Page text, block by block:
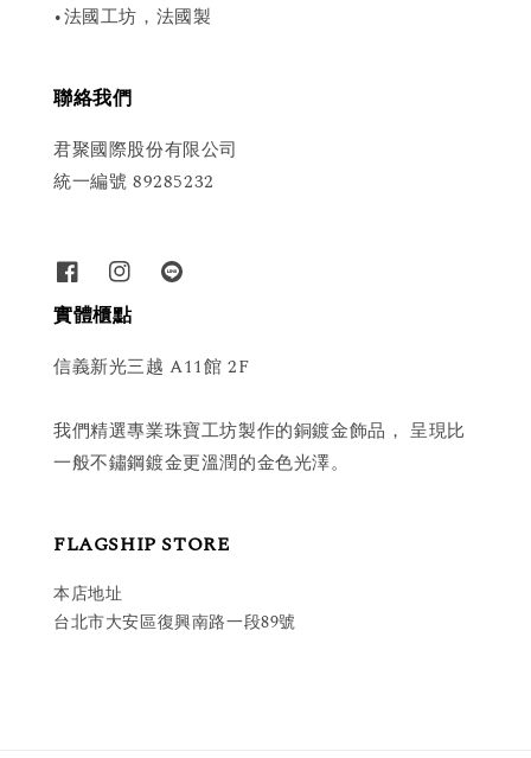
•法國工坊，法國製
聯絡我們
君聚國際股份有限公司
統一編號 89285232
實體櫃點
信義新光三越 A11館 2F
我們精選專業珠寶工坊製作的銅鍍金飾品， 呈現比
一般不鏽鋼鍍金更溫潤的金色光澤。
FLAGSHIP STORE
本店地址
台北市大安區復興南路一段89號